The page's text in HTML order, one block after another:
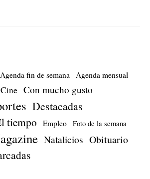
Agenda fin de semana Agenda mensual
Cine Con mucho gusto
Destacadas
tiempo Empleo Foto de la semana
Natalicios Obituario